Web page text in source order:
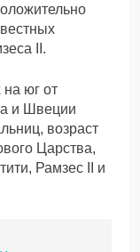
II.
на юг от
и Швеции
возраст
Царства,
Рамзес II и